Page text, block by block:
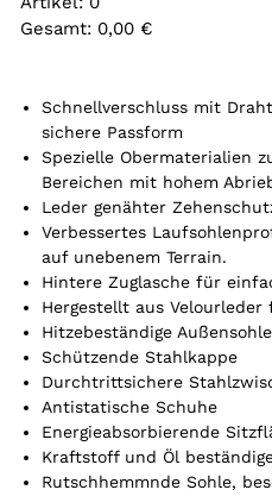
Gesamt: 0,00 €
r
i
e
l
Y
o
u
Schnellverschluss mit
sichere Passform
Spezielle Obermaterialien
Bereichen mit hohem
Leder genähter
Verbessertes
auf unebenem Terrain.
Hintere Zuglasche für
Hergestellt aus
Hitzebeständige
Schützende Stahlkappe
Durchtrittsichere
Antistatische Schuhe
Energieabsorbierende
Kraftstoff und Öl
Rutschhemmnde Sohle,